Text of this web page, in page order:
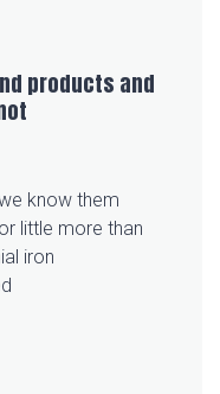
products and
know them
little more than
iron